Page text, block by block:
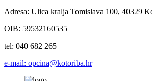
Adresa: Ulica kralja Tomislava 100, 40329
OIB: 59532160535
tel: 040 682 265
e-mail: opcina@kotoriba.hr